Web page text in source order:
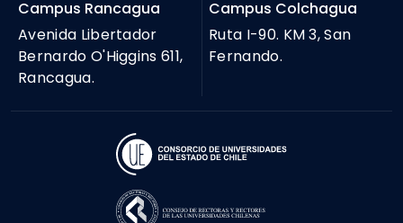
Campus Rancagua
Avenida Libertador
Bernardo O'Higgins 611,
Rancagua.
Campus Colchagua
Ruta I-90. KM 3, San
Fernando.